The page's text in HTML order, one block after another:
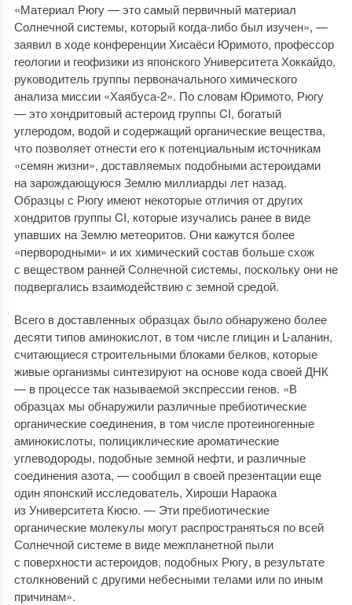
«Материал Рюгу — это самый первичный материал
Солнечной системы, который когда-либо был изучен», —
заявил в ходе конференции Хисаёси Юримото, профессор
геологии и геофизики из японского Университета Хоккайдо,
руководитель группы первоначального химического
анализа миссии «Хаябуса-2». По словам Юримото, Рюгу
— это хондритовый астероид группы CI, богатый
углеродом, водой и содержащий органические вещества,
что позволяет отнести его к потенциальным источникам
«семян жизни», доставляемых подобными астероидами
на зарождающуюся Землю миллиарды лет назад.
Образцы с Рюгу имеют некоторые отличия от других
хондритов группы CI, которые изучались ранее в виде
упавших на Землю метеоритов. Они кажутся более
«первородными» и их химический состав больше схож
с веществом ранней Солнечной системы, поскольку они не
подвергались взаимодействию с земной средой.
Всего в доставленных образцах было обнаружено более
десяти типов аминокислот, в том числе глицин и L-аланин,
считающиеся строительными блоками белков, которые
живые организмы синтезируют на основе кода своей ДНК
— в процессе так называемой экспрессии генов. «В
образцах мы обнаружили различные пребиотические
органические соединения, в том числе протеиногенные
аминокислоты, полициклические ароматические
углеводороды, подобные земной нефти, и различные
соединения азота, — сообщил в своей презентации еще
один японский исследователь, Хироши Нараока
из Университета Кюсю. — Эти пребиотические
органические молекулы могут распространяться по всей
Солнечной системе в виде межпланетной пыли
с поверхности астероидов, подобных Рюгу, в результате
столкновений с другими небесными телами или по иным
причинам».